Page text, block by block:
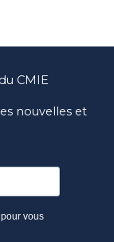
CMIE
nouvelles et
vous